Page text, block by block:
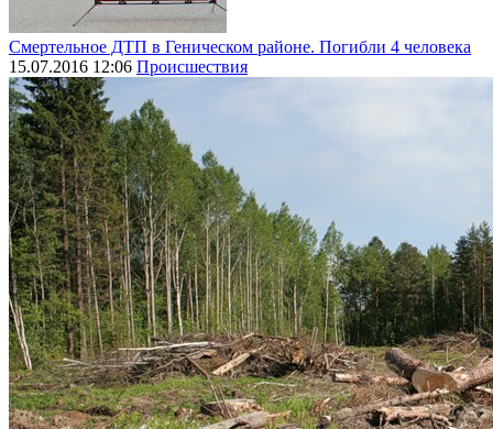
Смертельное ДТП в Геническом районе. Погибли 4 человека
15.07.2016 12:06 Происшествия